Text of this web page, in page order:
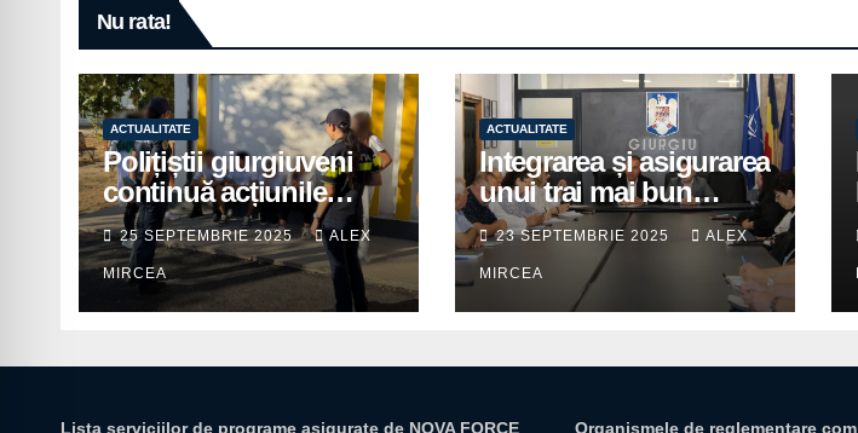
Nu rata!
ACTUALITATE
Polițiștii giurgiuveni
continuă acțiunile
preventive în școli
25 SEPTEMBRIE 2025 ALEX
MIRCEA
ACTUALITATE
Integrarea și asigurarea
unui trai mai bun
pentru cetățenii romi,
prioritate pentru
instituțiile publice
giurgiuvene
23 SEPTEMBRIE 2025 ALEX
MIRCEA
Lista serviciilor de programe asigurate de NOVA FORCE
Organismele de reglementare